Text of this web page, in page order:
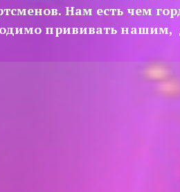
Нам есть чем
прививать нашим,